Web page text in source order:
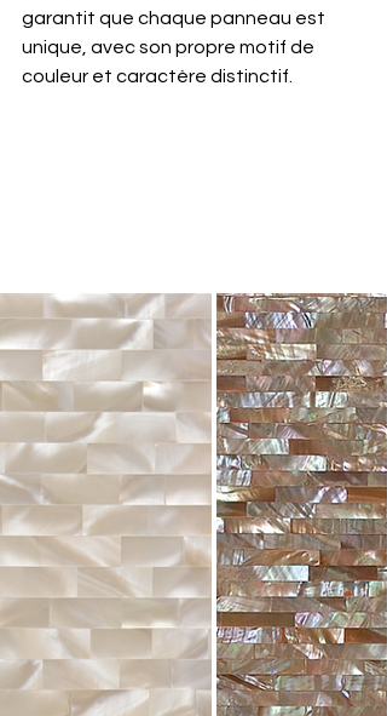
garantit que chaque panneau est
unique, avec son propre motif de
couleur et caractère distinctif.